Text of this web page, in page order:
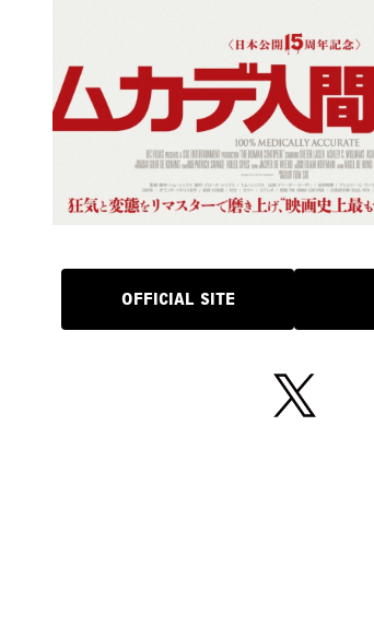
OFFICIAL SITE